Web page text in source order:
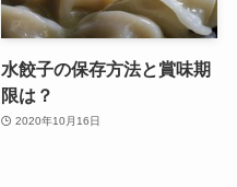
水餃子の保存方法と賞味期
限は？
2020年10月16日